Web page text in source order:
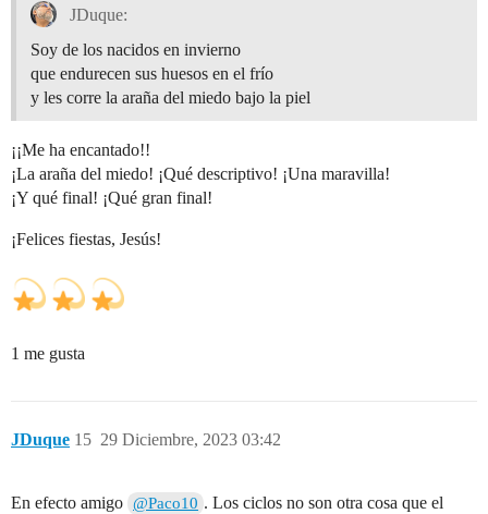
JDuque:
Soy de los nacidos en invierno
que endurecen sus huesos en el frío
y les corre la araña del miedo bajo la piel
¡¡Me ha encantado!!
¡La araña del miedo! ¡Qué descriptivo! ¡Una maravilla!
¡Y qué final! ¡Qué gran final!
¡Felices fiestas, Jesús!
1 me gusta
JDuque 29 Diciembre, 2023 03:42
15
En efecto amigo @Paco10 . Los ciclos no son otra cosa que el